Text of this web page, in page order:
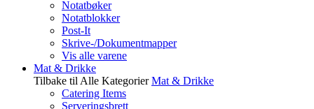
Notatbøker
Notatblokker
Post-It
Skrive-/Dokumentmapper
Vis alle varene
Mat & Drikke
Tilbake til Alle Kategorier Mat & Drikke
Catering Items
Serveringsbrett